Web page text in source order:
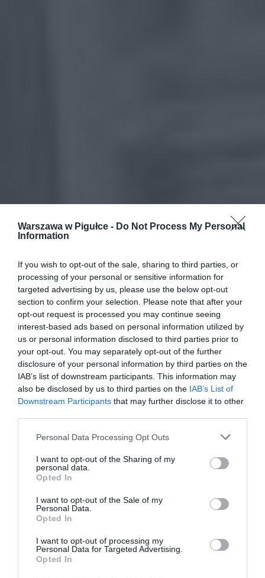
Warszawa w Pigułce - Do Not Process My Personal
Information
If you wish to opt-out of the sale, sharing to third parties, or
processing of your personal or sensitive information for
targeted advertising by us, please use the below opt-out
section to confirm your selection. Please note that after your
opt-out request is processed you may continue seeing
interest-based ads based on personal information utilized by
us or personal information disclosed to third parties prior to
your opt-out. You may separately opt-out of the further
disclosure of your personal information by third parties on the
IAB’s list of downstream participants. This information may
also be disclosed by us to third parties on the IAB’s List of
Downstream Participants that may further disclose it to other
Personal Data Processing Opt Outs
I want to opt-out of the Sharing of my
personal data.
Opted In
I want to opt-out of the Sale of my
Personal Data.
Opted In
I want to opt-out of processing my
Personal Data for Targeted Advertising.
Opted In